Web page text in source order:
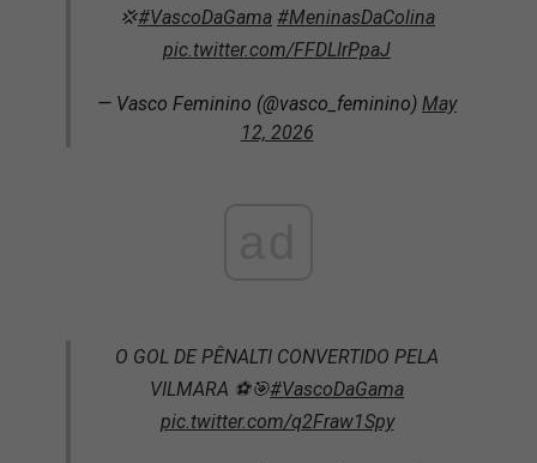
💢#VascoDaGama #MeninasDaColina
pic.twitter.com/FFDLIrPpaJ
— Vasco Feminino (@vasco_feminino) May
12, 2026
O GOL DE PÊNALTI CONVERTIDO PELA
VILMARA ⚽️🎯#VascoDaGama
pic.twitter.com/q2Fraw1Spy